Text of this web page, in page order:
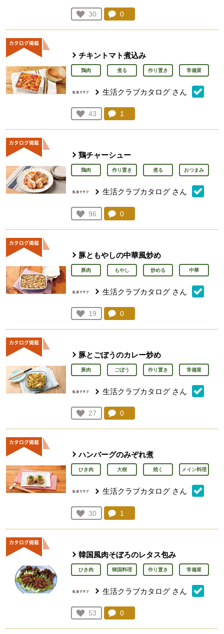
お気に入り登録：
30
人が登録
コメント：
0
チキントマト煮込み
鶏肉 煮る 作り置き 常備菜
生活クラブカタログ さん
お気に入り登録：
43
人が登録
コメント：
1
鶏チャーシュー
鶏肉 作り置き 煮る おつまみ
生活クラブカタログ さん
お気に入り登録：
96
人が登録
コメント：
0
豚ともやしの中華風炒め
豚肉 もやし 炒める 中華
生活クラブカタログ さん
お気に入り登録：
19
人が登録
コメント：
0
豚とごぼうのカレー炒め
豚肉 ごぼう 作り置き 常備菜
生活クラブカタログ さん
お気に入り登録：
27
人が登録
コメント：
0
ハンバーグのみぞれ煮
ひき肉 大根 焼く メイン料理
生活クラブカタログ さん
お気に入り登録：
30
人が登録
コメント：
1
韓国風肉そぼろのレタス包み
ひき肉 韓国料理 作り置き 常備菜
生活クラブカタログ さん
お気に入り登録：
53
人が登録
コメント：
0